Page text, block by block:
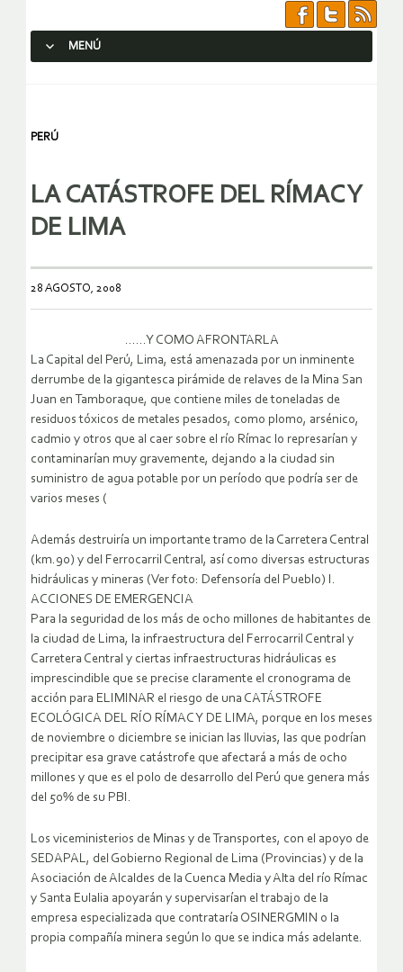
MENÚ
PERÚ
LA CATÁSTROFE DEL RÍMAC Y
DE LIMA
28 AGOSTO, 2008
……Y COMO AFRONTARLA
La Capital del Perú, Lima, está amenazada por un inminente
derrumbe de la gigantesca pirámide de relaves de la Mina San
Juan en Tamboraque, que contiene miles de toneladas de
residuos tóxicos de metales pesados, como plomo, arsénico,
cadmio y otros que al caer sobre el río Rímac lo represarían y
contaminarían muy gravemente, dejando a la ciudad sin
suministro de agua potable por un período que podría ser de
varios meses (
Además destruiría un importante tramo de la Carretera Central
(km.90) y del Ferrocarril Central, así como diversas estructuras
hidráulicas y mineras (Ver foto: Defensoría del Pueblo) I.
ACCIONES DE EMERGENCIA
Para la seguridad de los más de ocho millones de habitantes de
la ciudad de Lima, la infraestructura del Ferrocarril Central y
Carretera Central y ciertas infraestructuras hidráulicas es
imprescindible que se precise claramente el cronograma de
acción para ELIMINAR el riesgo de una CATÁSTROFE
ECOLÓGICA DEL RÍO RÍMAC Y DE LIMA, porque en los meses
de noviembre o diciembre se inician las lluvias, las que podrían
precipitar esa grave catástrofe que afectará a más de ocho
millones y que es el polo de desarrollo del Perú que genera más
del 50% de su PBI.
Los viceministerios de Minas y de Transportes, con el apoyo de
SEDAPAL, del Gobierno Regional de Lima (Provincias) y de la
Asociación de Alcaldes de la Cuenca Media y Alta del río Rímac
y Santa Eulalia apoyarán y supervisarían el trabajo de la
empresa especializada que contrataría OSINERGMIN o la
propia compañía minera según lo que se indica más adelante.